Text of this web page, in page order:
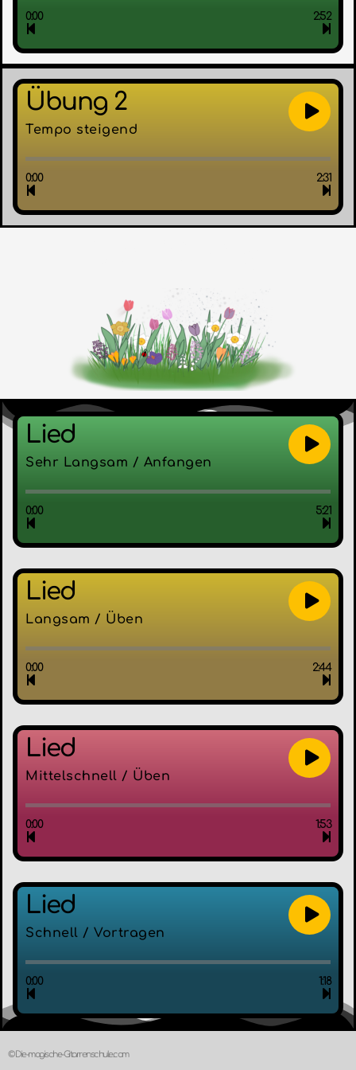
0:00 2:52
Übung 2
Tempo steigend
0:00 2:31
Lied
Sehr Langsam / Anfangen
0:00 5:21
Lied
Langsam / Üben
0:00 2:44
Lied
Mittelschnell / Üben
0:00 1:53
Lied
Schnell / Vortragen
0:00 1:18
© Die-magische-Gitarrenschule.com